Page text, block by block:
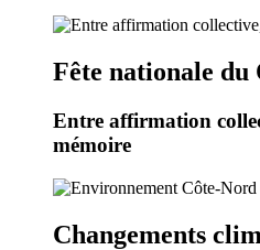
Fête nationale du
Entre affirmation
mémoire
Changements